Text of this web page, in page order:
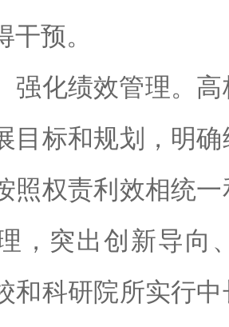
干预。
化绩效管理。高
目标和规划，明
照权责利效相统
，突出创新导向
和科研院所实行